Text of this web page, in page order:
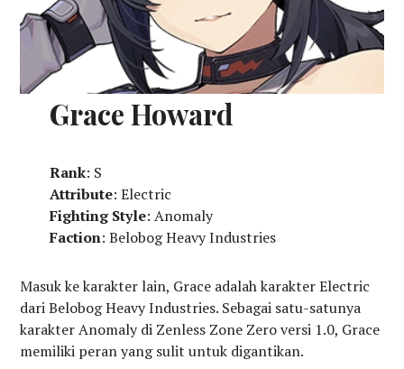
Grace Howard
Rank: S
Attribute: Electric
Fighting Style: Anomaly
Faction: Belobog Heavy Industries
Masuk ke karakter lain, Grace adalah karakter Electric
dari Belobog Heavy Industries. Sebagai satu-satunya
karakter Anomaly di Zenless Zone Zero versi 1.0, Grace
memiliki peran yang sulit untuk digantikan.